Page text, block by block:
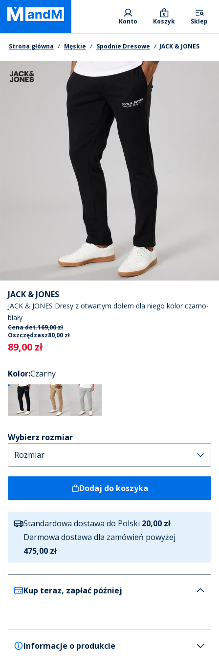
Skip
main
content
Primary departments
Konto Koszyk
0
Sklep
Nawigacja okruszkowa
Strona główna Męskie Spodnie Dresowe JACK & JONES
JACK & JONES
JACK & JONES Dresy z otwartym dołem dla niego kolor czarno-
biały
Cena det.169,00 zł
Oszczędzasz80,00 zł
Current
89,00 zł
Kolor:Czarny
Wybierz rozmiar
Dodaj do koszyka
Standardowa dostawa do Polski 20,00 zł
Darmowa dostawa dla zamówień powyżej
475,00 zł
Kup teraz, zapłać później
Informacje o produkcie